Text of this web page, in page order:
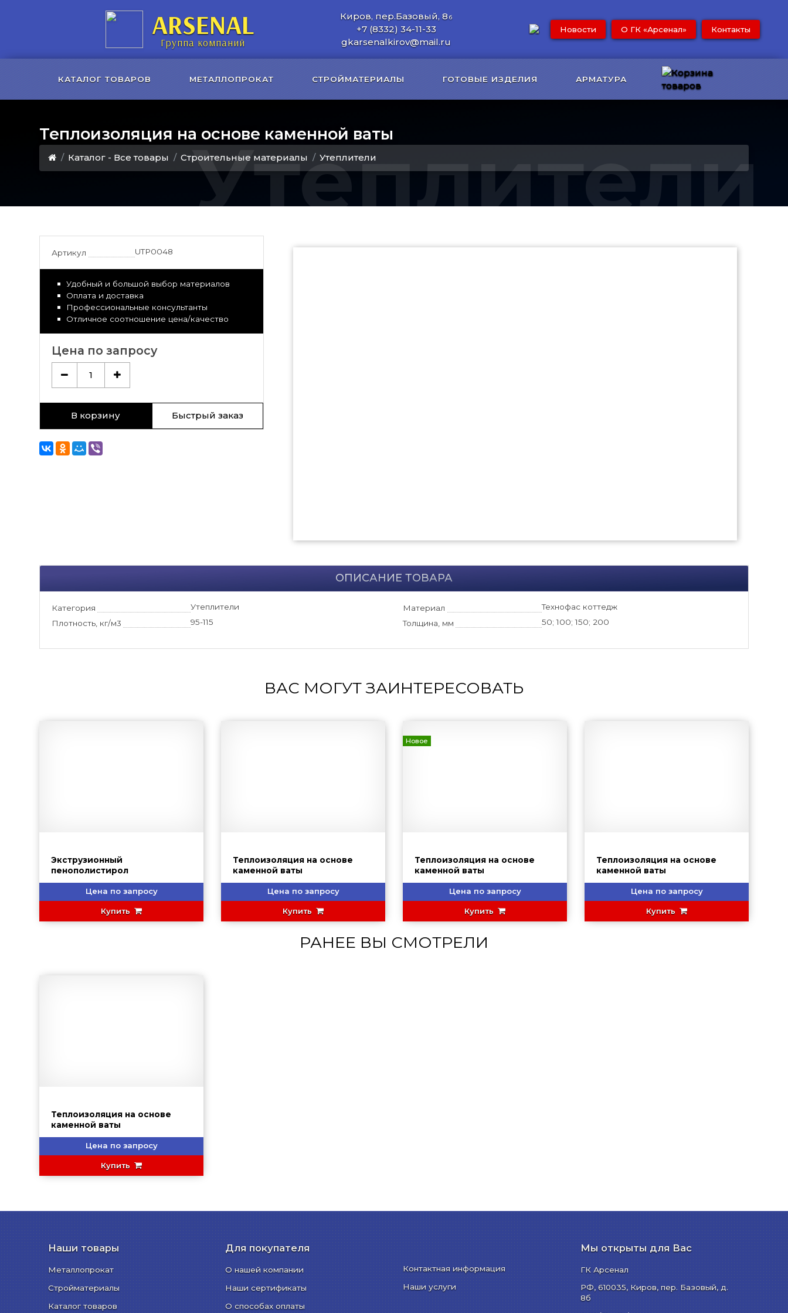
ARSENAL
Группа компаний
Киров, пер.Базовый, 8б
+7 (8332) 34-11-33
gkarsenalkirov@mail.ru
Новости О ГК «Арсенал» Контакты
КАТАЛОГ ТОВАРОВ МЕТАЛЛОПРОКАТ СТРОЙМАТЕРИАЛЫ ГОТОВЫЕ ИЗДЕЛИЯ АРМАТУРА
Утеплители
Теплоизоляция на основе каменной ваты
Каталог - Все товары Строительные материалы Утеплители
Артикул UTP0048
Удобный и большой выбор материалов
Оплата и доставка
Профессиональные консультанты
Отличное соотношение цена/качество
Цена по запросу
1
В корзину Быстрый заказ
ОПИСАНИЕ ТОВАРА
Категория Утеплители Материал
Технофас коттедж
Плотность, кг/м3
95-115 Толщина, мм 50; 100; 150; 200
ВАС МОГУТ ЗАИНТЕРЕСОВАТЬ
Экструзионный
пенополистирол
Цена по запросу
Купить
Теплоизоляция на основе
каменной ваты
Цена по запросу
Купить
Новое
Теплоизоляция на основе
каменной ваты
Цена по запросу
Купить
Теплоизоляция на основе
каменной ваты
Цена по запросу
Купить
РАНЕЕ ВЫ СМОТРЕЛИ
Теплоизоляция на основе
каменной ваты
Цена по запросу
Купить
Наши товары
Металлопрокат
Стройматериалы
Каталог товаров
Для покупателя
О нашей компании
Наши сертификаты
О способах оплаты
Контактная информация
Наши услуги
Мы открыты для Вас
ГК Арсенал
РФ, 610035, Киров, пер. Базовый, д.
8б